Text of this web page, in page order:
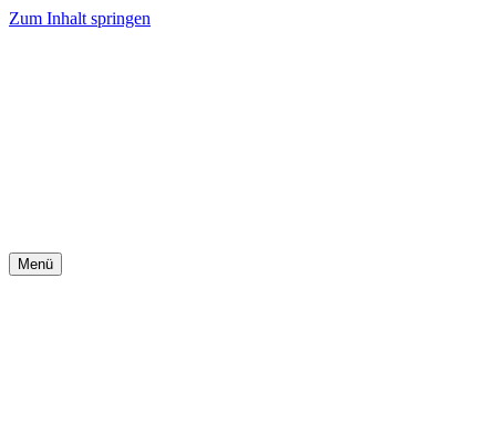
Zum Inhalt springen
Menü